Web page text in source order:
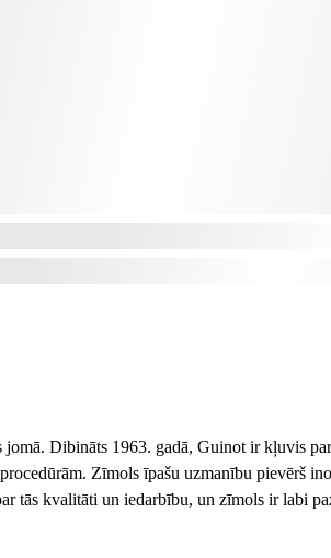
Dibināts 1963. gadā, Guinot ir kļuvis
Zīmols īpašu uzmanību pievērš
tās kvalitāti un iedarbību, un zīmols ir labi